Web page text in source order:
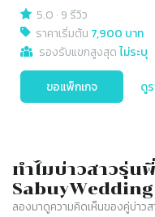
5.0 · 9 รีวิว
ราคาเริ่มต้น 7,900 บาท
รองรับแขกสูงสุดไม่ระบุ
ขอแพ็กเกจ ดู
ทำไมบ่าวสาวรุ่น
SabuyWedding
ลองมาดูความคิดเห็นของคู่บ่าว